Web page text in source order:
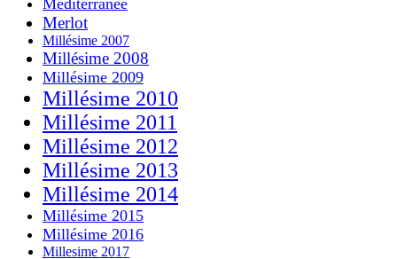
Merlot
Millésime 2007
Millésime 2008
Millésime 2009
Millésime 2010
Millésime 2011
Millésime 2012
Millésime 2013
Millésime 2014
Millésime 2015
Millésime 2016
Millesime 2017